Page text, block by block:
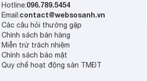
Hotline:096.789.5454
Email:contact@websosanh.vn
Các câu hỏi thường gặp
Chính sách bán hàng
Miễn trừ trách nhiệm
Chính sách bảo mật
Quy chế hoạt động sàn TMĐT